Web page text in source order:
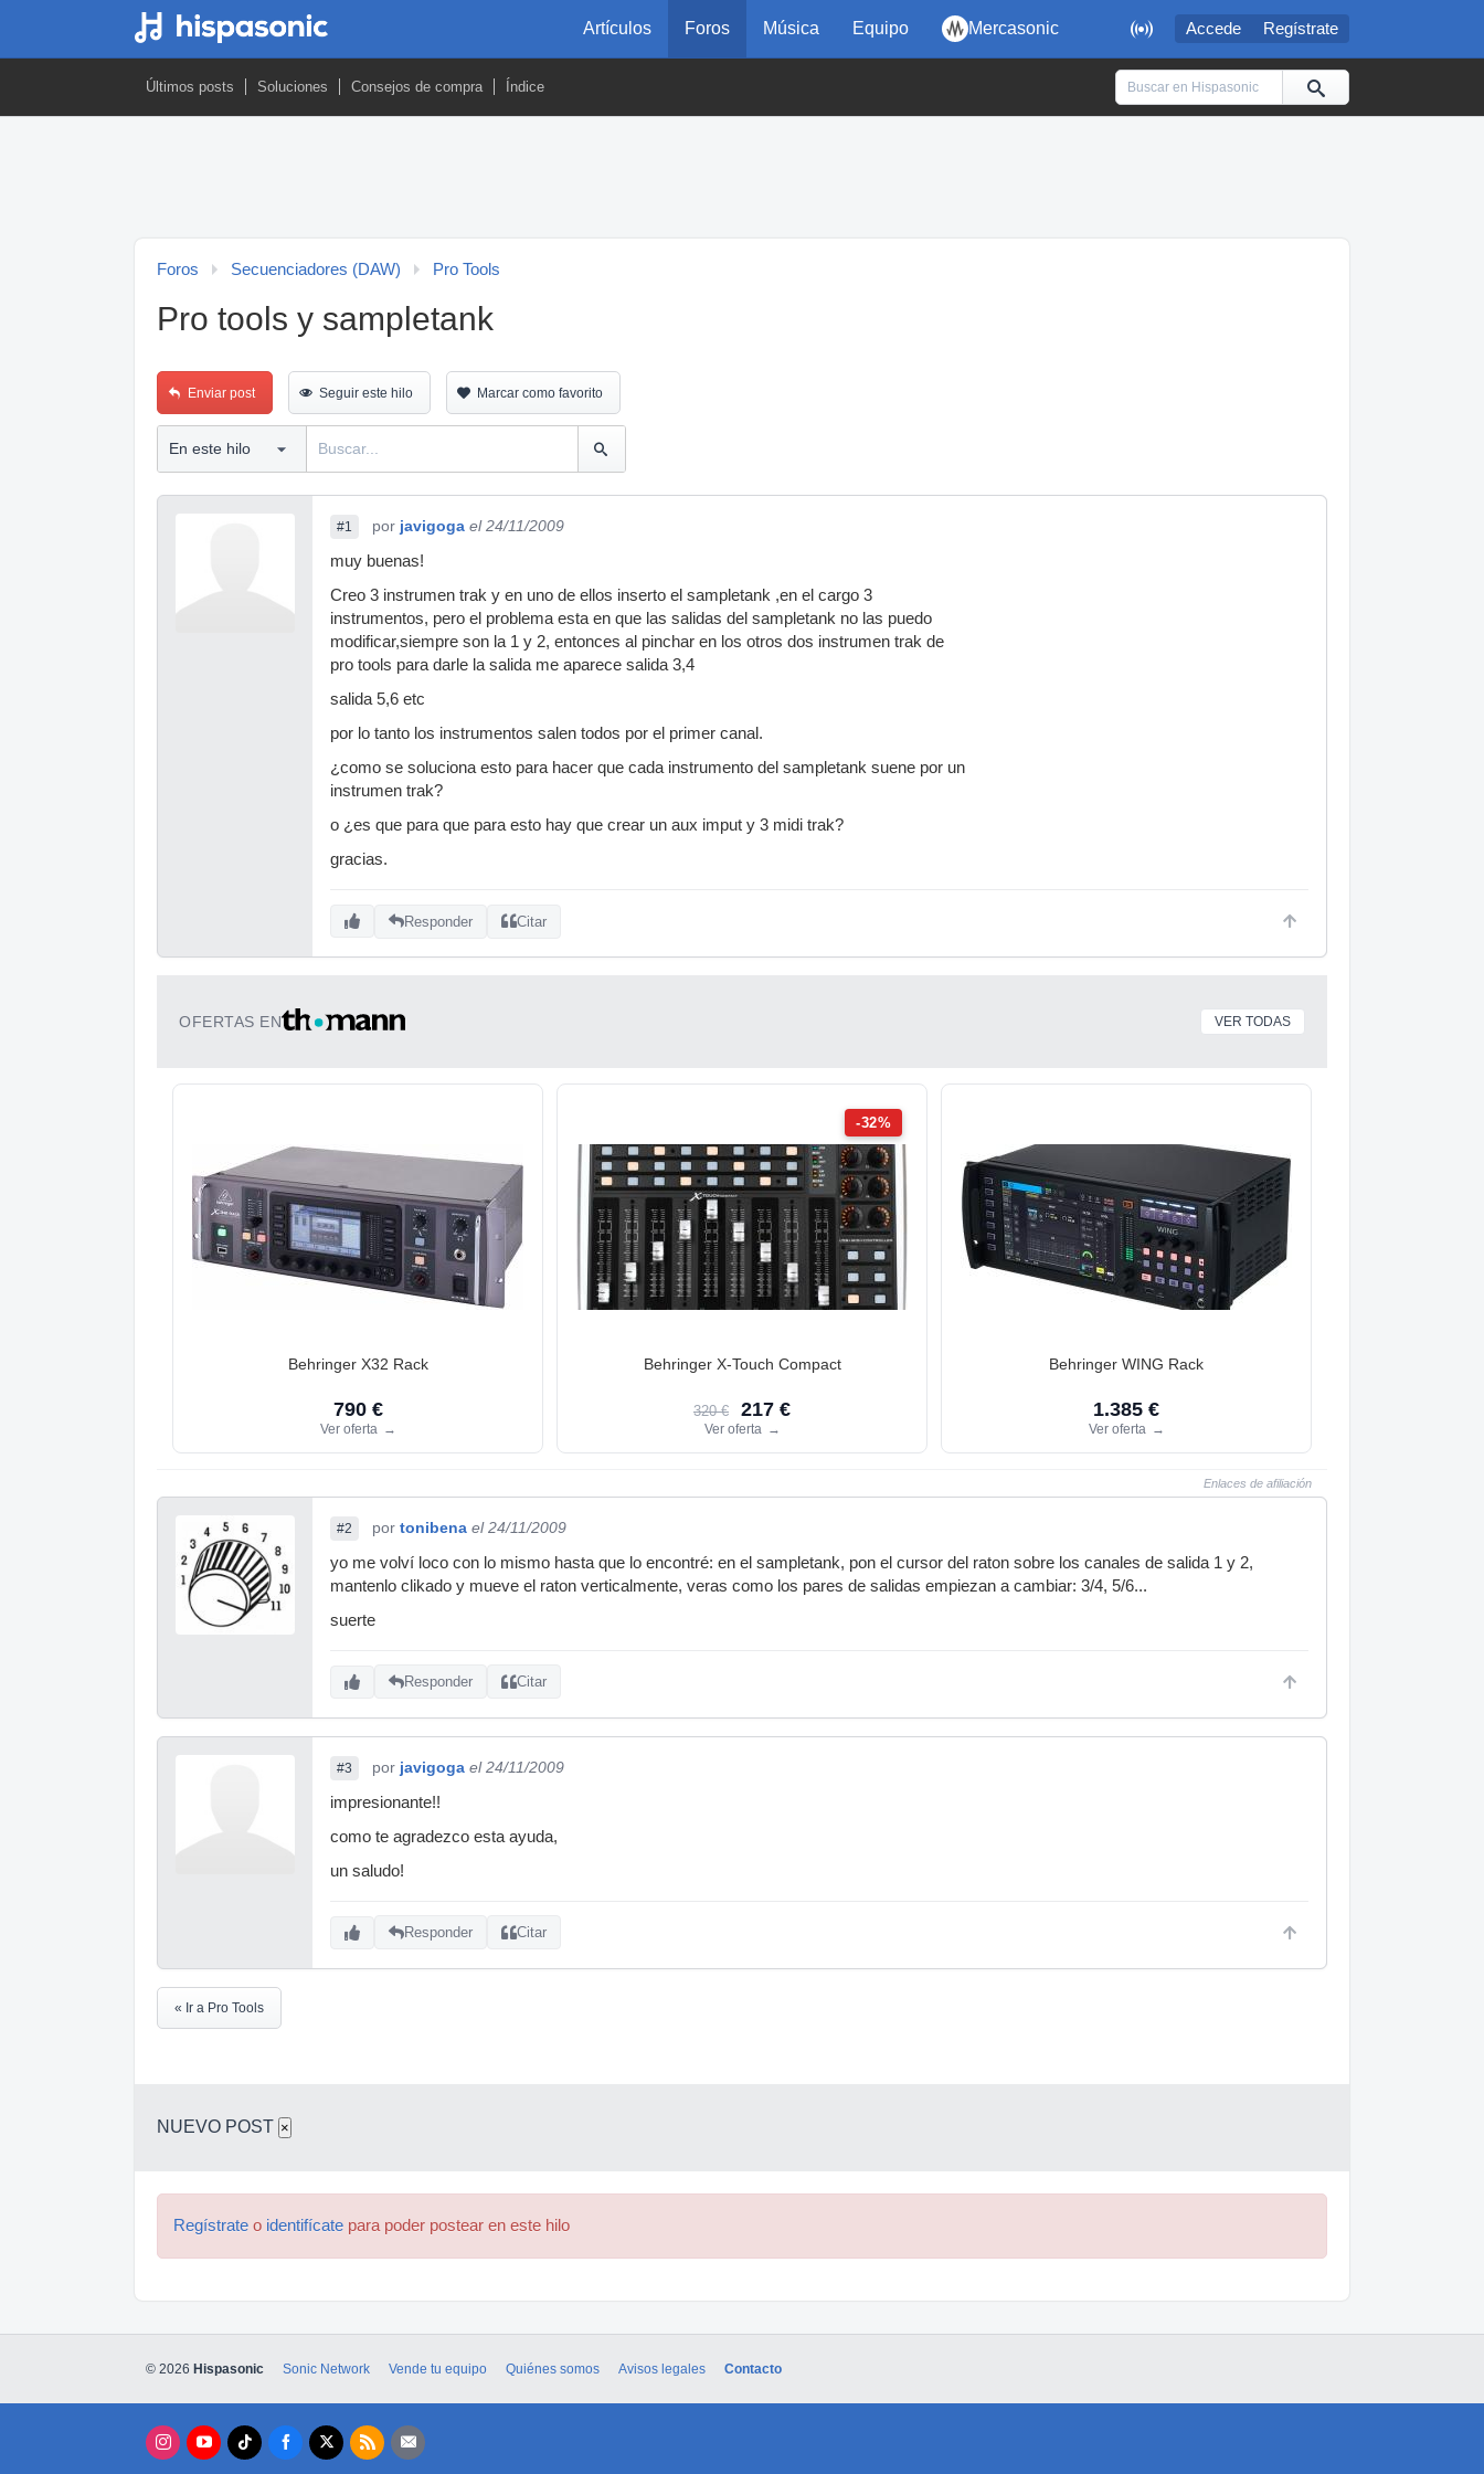
 Accede Regístrate
Artículos Foros Música Equipo Mercasonic
Últimos posts Soluciones Consejos de compra Índice
Foros Secuenciadores (DAW) Pro Tools
Pro tools y sampletank
Enviar post Seguir este hilo Marcar como favorito
#1 por javigoga el 24/11/2009
muy buenas!
Creo 3 instrumen trak y en uno de ellos inserto el sampletank ,en el cargo 3
instrumentos, pero el problema esta en que las salidas del sampletank no las puedo
modificar,siempre son la 1 y 2, entonces al pinchar en los otros dos instrumen trak de
pro tools para darle la salida me aparece salida 3,4
salida 5,6 etc
por lo tanto los instrumentos salen todos por el primer canal.
¿como se soluciona esto para hacer que cada instrumento del sampletank suene por un
instrumen trak?
o ¿es que para que para esto hay que crear un aux imput y 3 midi trak?
gracias.
Responder Citar
OFERTAS EN VER TODAS
Behringer X32 Rack
790 €
Ver oferta →
-32%
Behringer X-Touch Compact
320 € 217 €
Ver oferta →
Behringer WING Rack
1.385 €
Ver oferta →
Enlaces de afiliación
#2 por tonibena el 24/11/2009
yo me volví loco con lo mismo hasta que lo encontré: en el sampletank, pon el cursor del raton sobre los canales de salida 1 y 2,
mantenlo clikado y mueve el raton verticalmente, veras como los pares de salidas empiezan a cambiar: 3/4, 5/6...
suerte
Responder Citar
#3 por javigoga el 24/11/2009
impresionante!!
como te agradezco esta ayuda,
un saludo!
Responder Citar
« Ir a Pro Tools
NUEVO POST ×
Regístrate o identifícate para poder postear en este hilo
© 2026 Hispasonic Sonic Network Vende tu equipo Quiénes somos Avisos legales Contacto